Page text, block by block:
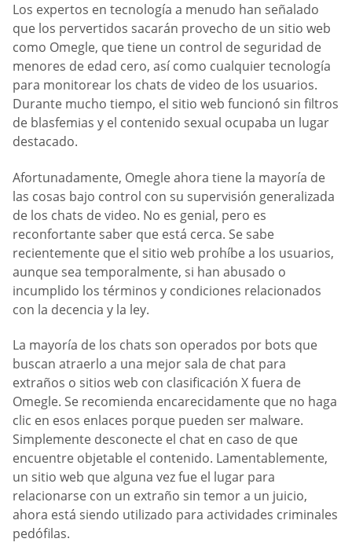
Los expertos en tecnología a menudo han señalado
que los pervertidos sacarán provecho de un sitio web
como Omegle, que tiene un control de seguridad de
menores de edad cero, así como cualquier tecnología
para monitorear los chats de video de los usuarios.
Durante mucho tiempo, el sitio web funcionó sin filtros
de blasfemias y el contenido sexual ocupaba un lugar
destacado.
Afortunadamente, Omegle ahora tiene la mayoría de
las cosas bajo control con su supervisión generalizada
de los chats de video. No es genial, pero es
reconfortante saber que está cerca. Se sabe
recientemente que el sitio web prohíbe a los usuarios,
aunque sea temporalmente, si han abusado o
incumplido los términos y condiciones relacionados
con la decencia y la ley.
La mayoría de los chats son operados por bots que
buscan atraerlo a una mejor sala de chat para
extraños o sitios web con clasificación X fuera de
Omegle. Se recomienda encarecidamente que no haga
clic en esos enlaces porque pueden ser malware.
Simplemente desconecte el chat en caso de que
encuentre objetable el contenido. Lamentablemente,
un sitio web que alguna vez fue el lugar para
relacionarse con un extraño sin temor a un juicio,
ahora está siendo utilizado para actividades criminales
pedófilas.